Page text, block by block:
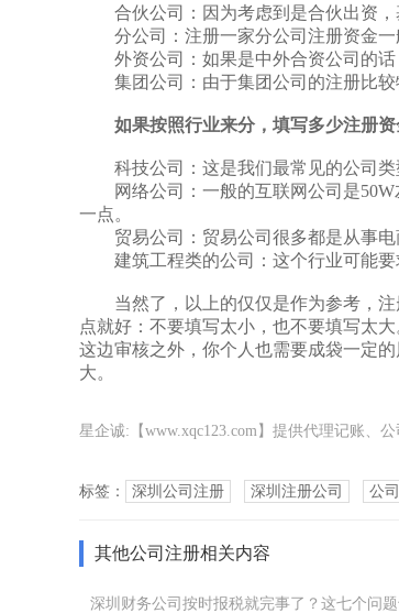
合伙公司：因为考虑到是合伙出资，
分公司：注册一家分公司注册资金一
外资公司：如果是中外合资公司的话
集团公司：由于集团公司的注册比较
如果按照行业来分，填写多少注册资
科技公司：这是我们最常见的公司类
网络公司：一般的互联网公司是50W
一点。
贸易公司：贸易公司很多都是从事电
建筑工程类的公司：这个行业可能要
当然了，以上的仅仅是作为参考，注
点就好：不要填写太小，也不要填写太
这边审核之外，你个人也需要成袋一定
大。
星企诚:【www.xqc123.com】提供代理记账、
标签： 深圳公司注册 深圳注册公司 公
其他公司注册相关内容
深圳财务公司按时报税就完事了？这七个问